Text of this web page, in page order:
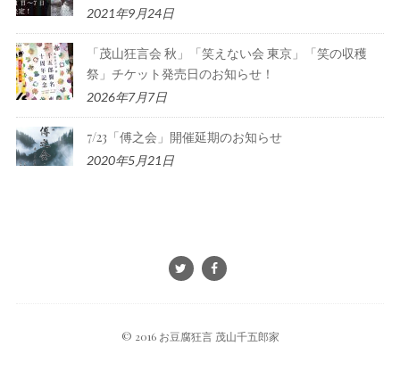
2021年9月24日
「茂山狂言会 秋」「笑えない会 東京」「笑の収穫
祭」チケット発売日のお知らせ！
2026年7月7日
7/23「傅之会」開催延期のお知らせ
2020年5月21日
© 2016 お豆腐狂言 茂山千五郎家